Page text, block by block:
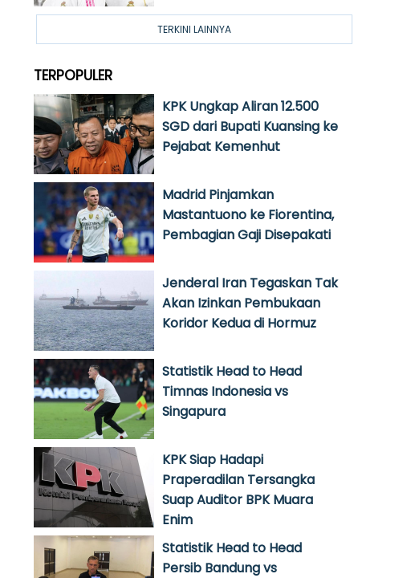
TERKINI LAINNYA
TERPOPULER
KPK Ungkap Aliran 12.500
SGD dari Bupati Kuansing ke
Pejabat Kemenhut
Madrid Pinjamkan
Mastantuono ke Fiorentina,
Pembagian Gaji Disepakati
Jenderal Iran Tegaskan Tak
Akan Izinkan Pembukaan
Koridor Kedua di Hormuz
Statistik Head to Head
Timnas Indonesia vs
Singapura
KPK Siap Hadapi
Praperadilan Tersangka
Suap Auditor BPK Muara
Enim
Statistik Head to Head
Persib Bandung vs